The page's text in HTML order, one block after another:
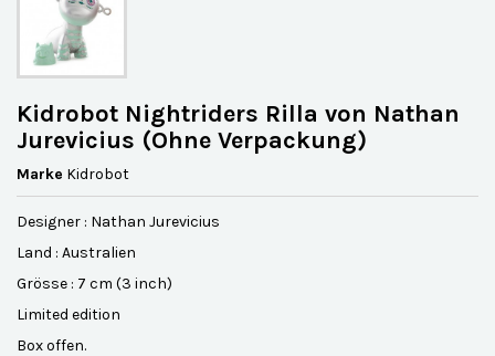
Kidrobot Nightriders Rilla von Nathan
Jurevicius (Ohne Verpackung)
Marke Kidrobot
Designer : Nathan Jurevicius
Land : Australien
Grösse : 7 cm (3 inch)
Limited edition
Box offen.